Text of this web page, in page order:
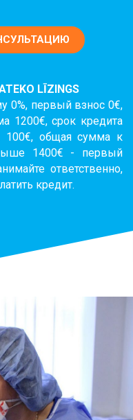
LĪZINGS
0%, первый взнос 0€,
1200€, срок кредита
100€, общая сумма к
1400€ - первый
ответственно,
кредит.